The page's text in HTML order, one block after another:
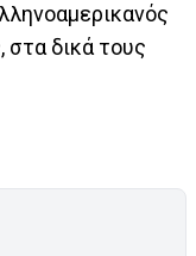
στα δικά τους